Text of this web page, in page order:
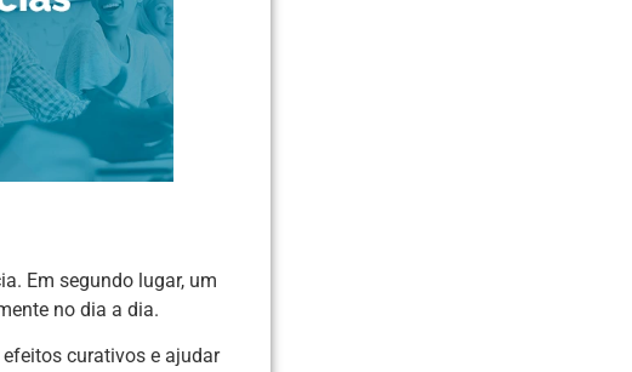
Em segundo lugar, um
no dia a dia.
curativos e ajudar